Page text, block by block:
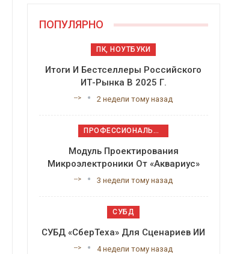
ПОПУЛЯРНО
ПК, НОУТБУКИ
Итоги И Бестселлеры Российского
ИТ-Рынка В 2025 Г.
--> 2 недели тому назад
ПРОФЕССИОНАЛЬНОЕ ПРИКЛАДНОЕ ПО
Модуль Проектирования
Микроэлектроники От «Аквариус»
--> 3 недели тому назад
СУБД
СУБД «СберТеха» Для Сценариев ИИ
--> 4 недели тому назад